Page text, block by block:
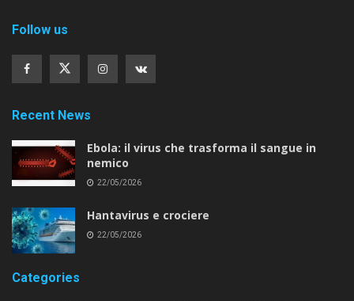
Follow us
Recent News
Ebola: il virus che trasforma il sangue in
nemico
22/05/2026
Hantavirus e crociere
22/05/2026
Categories